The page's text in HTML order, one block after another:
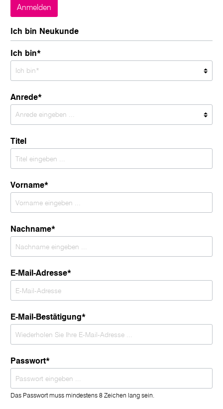
Anmelden
Ich bin Neukunde
Ich bin*
Anrede*
Titel
Vorname*
Nachname*
E-Mail-Adresse*
E-Mail-Bestätigung*
Passwort*
Das Passwort muss mindestens 8 Zeichen lang sein.